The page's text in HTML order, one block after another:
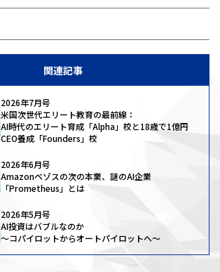
関連記事
2026年7月号
米国次世代エリート教育の最前線：
AI時代のエリート育成「Alpha」校と18歳で1億円
CEO養成「Founders」校
2026年6月号
Amazonベゾスの次の本業、謎のAI企業
「Prometheus」とは
2026年5月号
AI投資はバブルなのか
〜コパイロットからオートパイロットへ〜